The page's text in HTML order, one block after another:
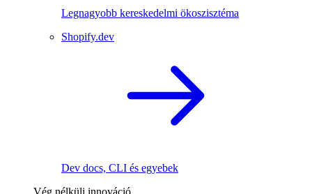
Legnagyobb kereskedelmi ökoszisztéma
Shopify.dev
Dev docs, CLI és egyebek
Vég nélküli innováció